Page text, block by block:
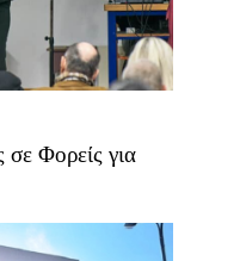
Φορείς για